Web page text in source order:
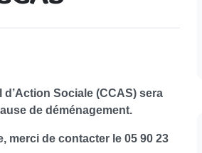
d’Action Sociale (CCAS) sera
de déménagement.
merci de contacter le 05 90 23